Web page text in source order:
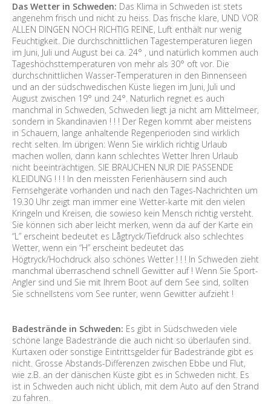
Das Wetter in Schweden: Das Klima in Schweden ist stets
angenehm frisch und nicht zu heiss. Das frische klare, UND VOR
ALLEN DINGEN NOCH RICHTIG REINE, Luft enthält nur wenig
Feuchtigkeit. Die durchschnittlichen Tagestemperaturen liegen
im Juni, Juli und August bei ca. 24° , und natürlich kommen auch
Tageshöchsttemperaturen von mehr als 30° oft vor. Die
durchschnittlichen Wasser-Temperaturen in den Binnenseen
und an der südschwedischen Küste liegen im Juni, Juli und
August zwischen 19° und 24°. Naturlich regnet es auch
manchmal in Schweden, Schweden liegt ja nicht am Mittelmeer,
sondern in Skandinavien ! ! ! Der Regen kommt aber meistens
in Schauern, lange anhaltende Regenperioden sind wirklich
recht selten. Im übrigen: Wenn Sie wirklich richtig Urlaub
machen wollen, dann kann schlechtes Wetter Ihren Urlaub
nicht beeinträchtigen. SIE BRAUCHEN NUR DIE PASSENDE
KLEIDUNG ! ! ! In den meissten Ferienhäusern sind auch
Fernsehgeräte vorhanden und nach den Tages-Nachrichten um
19.30 Uhr zeigt man immer eine Wetter-karte mit den vielen
Kringeln und Kreisen, die sowieso kein Mensch richtig versteht.
Sie können sich aber leicht merken, wenn da auf der Karte ein
“L” erscheint bedeutet es Lågtryck/Tiefdruck also schlechtes
Wetter, wenn ein “H” erscheint bedeutet das
Högtryck/Hochdruck also schönes Wetter ! ! ! In Schweden zieht
manchmal überraschend schnell Gewitter auf ! Wenn Sie Sport-
Angler sind und Sie mit Ihrem Boot auf dem See sind, sollten
Sie schnellstens vom See runter, wenn Gewitter aufzieht !
Badestrände in Schweden: Es gibt in Südschweden viele
schöne lange Badestrände die auch nicht so überlaufen sind.
Kurtaxen oder sonstige Eintrittsgelder für Badestrände gibt es
nicht. Grosse Abstands-Differenzen zwischen Ebbe und Flut,
wie z.B. an der dänischen Küste gibt es in Schweden nicht. Es
ist in Schweden auch nicht üblich, mit dem Auto auf den Strand
zu fahren.